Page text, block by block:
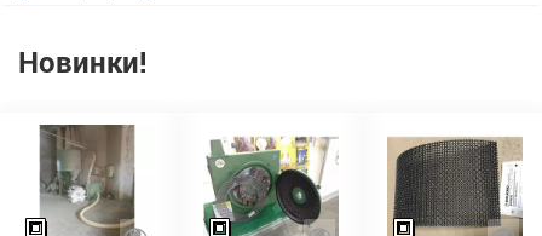
Новинки!